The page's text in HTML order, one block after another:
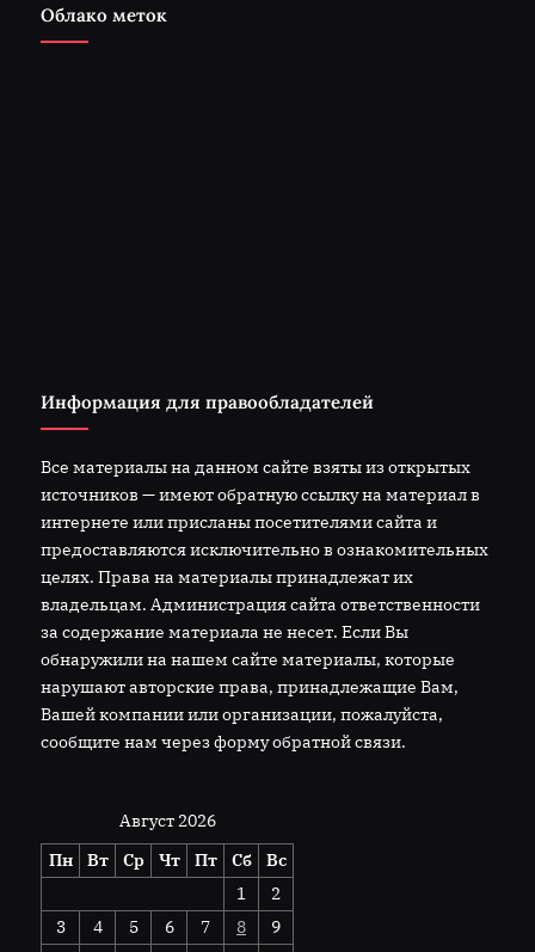
Облако меток
Информация для правообладателей
Все материалы на данном сайте взяты из открытых
источников — имеют обратную ссылку на материал в
интернете или присланы посетителями сайта и
предоставляются исключительно в ознакомительных
целях. Права на материалы принадлежат их
владельцам. Администрация сайта ответственности
за содержание материала не несет. Если Вы
обнаружили на нашем сайте материалы, которые
нарушают авторские права, принадлежащие Вам,
Вашей компании или организации, пожалуйста,
сообщите нам через форму обратной связи.
Август 2026
Пн
Вт Ср Чт Пт Сб
Вс
1
2
3
4 5 6 7 8
9